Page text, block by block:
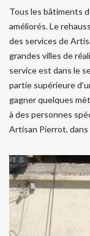
Tous les bâtiments
améliorés. Le
des services de
grandes villes de
service est dans le
partie supérieure
gagner quelques
à des personnes
Artisan Pierrot, dans